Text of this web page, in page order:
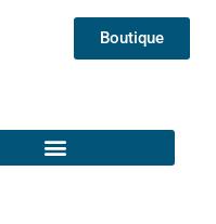
Boutique